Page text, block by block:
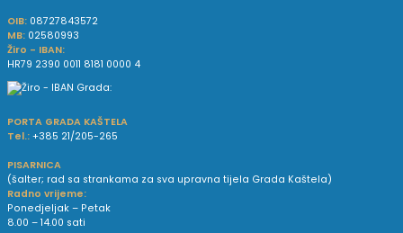
OIB: 08727843572
MB: 02580993
Žiro - IBAN:
HR79 2390 0011 8181 0000 4
PORTA GRADA KAŠTELA
Tel.: +385 21/205-265
PISARNICA
(šalter; rad sa strankama za sva upravna tijela Grada Kaštela)
Radno vrijeme:
Ponedjeljak – Petak
8.00 – 14.00 sati